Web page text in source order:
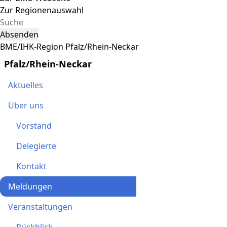
Zur Regionenauswahl
Absenden
BME/IHK-Region Pfalz/Rhein-Neckar
Pfalz/Rhein-Neckar
Aktuelles
Über uns
Vorstand
Delegierte
Kontakt
Meldungen
Veranstaltungen